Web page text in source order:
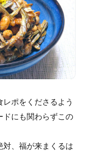
ポをくださるよう
ドにも関わらずこの
対、福が来まくるは